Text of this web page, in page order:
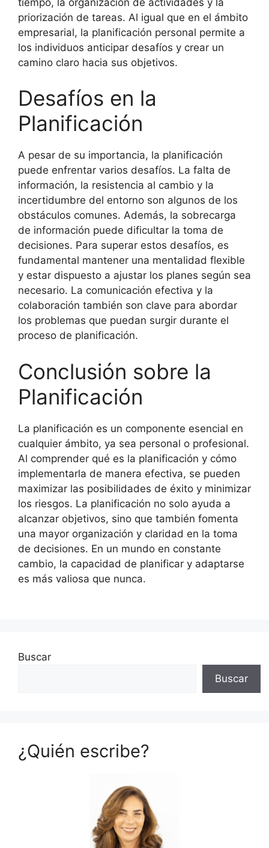
priorización de tareas. Al igual que en el ámbito
empresarial, la planificación personal permite a
los individuos anticipar desafíos y crear un
camino claro hacia sus objetivos.
Desafíos en la
Planificación
A pesar de su importancia, la planificación
puede enfrentar varios desafíos. La falta de
información, la resistencia al cambio y la
incertidumbre del entorno son algunos de los
obstáculos comunes. Además, la sobrecarga
de información puede dificultar la toma de
decisiones. Para superar estos desafíos, es
fundamental mantener una mentalidad flexible
y estar dispuesto a ajustar los planes según sea
necesario. La comunicación efectiva y la
colaboración también son clave para abordar
los problemas que puedan surgir durante el
proceso de planificación.
Conclusión sobre la
Planificación
La planificación es un componente esencial en
cualquier ámbito, ya sea personal o profesional.
Al comprender qué es la planificación y cómo
implementarla de manera efectiva, se pueden
maximizar las posibilidades de éxito y minimizar
los riesgos. La planificación no solo ayuda a
alcanzar objetivos, sino que también fomenta
una mayor organización y claridad en la toma
de decisiones. En un mundo en constante
cambio, la capacidad de planificar y adaptarse
es más valiosa que nunca.
Buscar
Buscar
¿Quién escribe?